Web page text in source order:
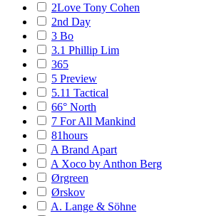
2Love Tony Cohen
2nd Day
3 Bo
3.1 Phillip Lim
365
5 Preview
5.11 Tactical
66° North
7 For All Mankind
81hours
A Brand Apart
A Xoco by Anthon Berg
Ørgreen
Ørskov
A. Lange & Söhne